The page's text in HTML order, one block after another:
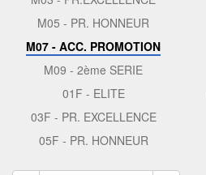
M05 - PR. HONNEUR
M07 - ACC. PROMOTION
M09 - 2ème SERIE
01F - ELITE
03F - PR. EXCELLENCE
05F - PR. HONNEUR